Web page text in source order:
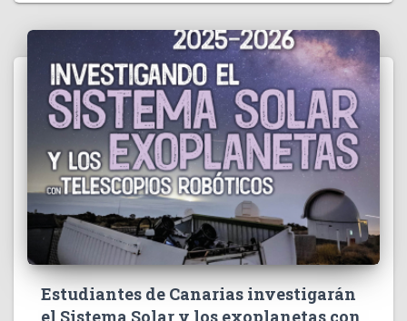
Estudiantes de Canarias investigarán
el Sistema Solar y los exoplanetas con